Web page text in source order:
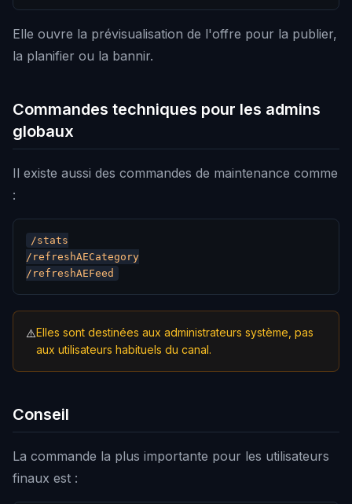
Elle ouvre la prévisualisation de l'offre pour la publier,
la planifier ou la bannir.
Commandes techniques pour les admins
globaux
Il existe aussi des commandes de maintenance comme
:
/stats
/refreshAECategory
⚠️Elles sont destinées aux administrateurs système, pas
aux utilisateurs habituels du canal.
Conseil
La commande la plus importante pour les utilisateurs
finaux est :